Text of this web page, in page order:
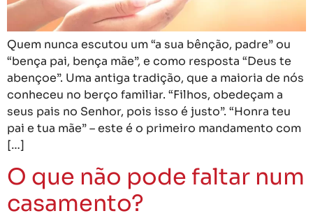
Quem nunca escutou um “a sua bênção, padre” ou
“bença pai, bença mãe”, e como resposta “Deus te
abençoe”. Uma antiga tradição, que a maioria de nós
conheceu no berço familiar. “Filhos, obedeçam a
seus pais no Senhor, pois isso é justo”. “Honra teu
pai e tua mãe” – este é o primeiro mandamento com
[…]
O que não pode faltar num
casamento?